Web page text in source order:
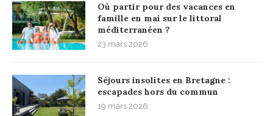
Où partir pour des vacances en
famille en mai sur le littoral
méditerranéen ?
23 mars 2026
Séjours insolites en Bretagne :
escapades hors du commun
19 mars 2026